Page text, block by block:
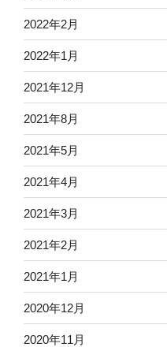
2022年2月
2022年1月
2021年12月
2021年8月
2021年5月
2021年4月
2021年3月
2021年2月
2021年1月
2020年12月
2020年11月